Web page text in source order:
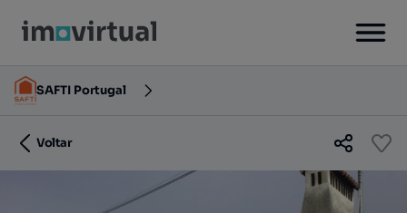
SAFTI Portugal
Voltar